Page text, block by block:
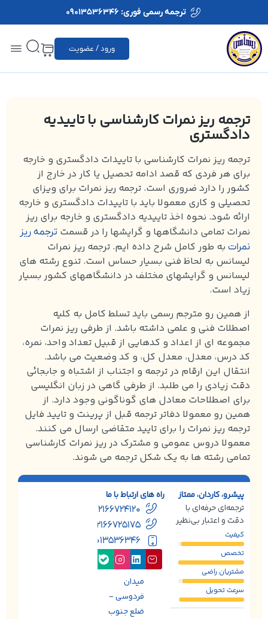
ترجمه رسمی فوری: 09013536346
ورود / عضویت
ترجمه ریز نمرات کارشناسی با تاییدیه
دادگستری
ترجمه ریز نمرات کارشناسی با تاییدات دادگستری و خارجه
برای هر فردی که قصد ادامه تحصیل یا کار در خارج از
کشور را دارد ضروری است. ترجمه ریز نمرات برای ویزای
تحصیلی و کاری معمولا باید با تاییدات دادگستری و خارجه
ارائه شود. نحوه اخذ تاییدیه دادگستری و خارجه برای ریز
نمرات تمامی دانشگاهها و گرایشها را در قسمت ترجمه ریز
نمرات به طور کامل شرح داده ایم. ترجمه ریز نمرات
لیسانس به لحاظ فنی بسیار حساس است. تنوع رشته های
لیسانس و گرایشهای مختلف در دانشگاههای کشور بسیار
زیاد است.
از همین رو مترجم رسمی باید تسلط کامل به کلیه
اصطلات فنی و علمی داشته باشد. از طرفی ریز نمرات
مجموعه ای از اعداد و کدهایی از قبیل تعداد واحد، نمره،
کد درس، معدل، معدل کل، و کد وضعیت می باشد.
انتقال این ارقام در ترجمه و اجتناب از اشتباه و جابجائی
دقت زیادی را می طلبد. از طرفی گاهی در زبان انگلیسی
برای اصطلاحات معادل های گوناگونی وجود دارد. از
همین رو معمولا دفاتر ترجمه قبل از پرینت و تایید فایل
ترجمه ریز نمرات را برای تایید متقاضی ارسال می کنند.
معمولا دروس عمومی و مشترک در ریز نمرات کارشناسی
تمامی رشته ها به یک شکل ترجمه می شوند.
پیشرو، کاردان، ممتاز
ترجمه‌ای حرفه‌ای با
دقت و اعتبار بی‌نظیر
کیفیت
تخصص
مشتریان راضی
سرعت تحویل
راه های ارتباط با ما
02166724120
02166725175
09013536346
میدان
فردوسی -
ضلع جنوب